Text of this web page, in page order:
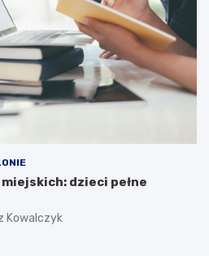
dzieci pełne
Kowalczyk